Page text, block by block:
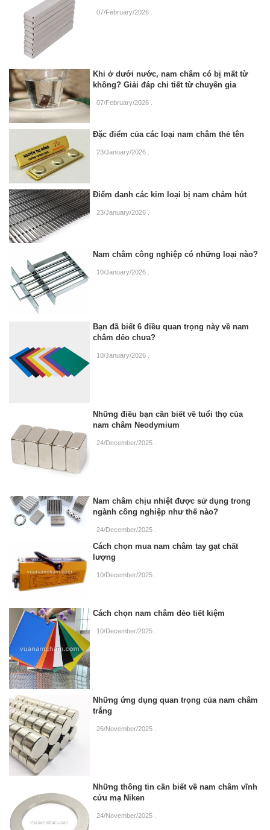
07/February/2026
Khi ở dưới nước, nam châm có bị mất từ
không? Giải đáp chi tiết từ chuyên gia
07/February/2026
Đặc điểm của các loại nam châm thẻ tên
23/January/2026
Điểm danh các kim loại bị nam châm hút
23/January/2026
Nam châm công nghiệp có những loại nào?
10/January/2026
Bạn đã biết 6 điều quan trọng này về nam
châm dẻo chưa?
10/January/2026
Những điều bạn cần biết về tuổi thọ của
nam châm Neodymium
24/December/2025
Nam châm chịu nhiệt được sử dụng trong
ngành công nghiệp như thế nào?
24/December/2025
Cách chọn mua nam châm tay gạt chất
lượng
10/December/2025
Cách chọn nam châm dẻo tiết kiệm
10/December/2025
Những ứng dụng quan trọng của nam châm
trắng
26/November/2025
Những thông tin cần biết về nam châm vĩnh
cửu mạ Niken
24/November/2025 .